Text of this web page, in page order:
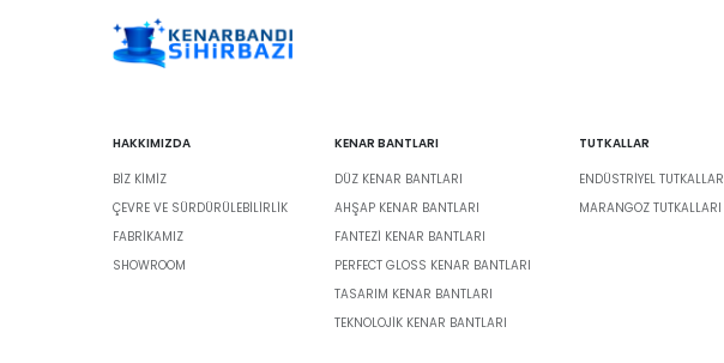
HAKKIMIZDA
BIZ KIMIZ
ÇEVRE VE SÜRDÜRÜLEBILIRLIK
FABRİKAMIZ
SHOWROOM
KENAR BANTLARI
DÜZ KENAR BANTLARI
AHŞAP KENAR BANTLARI
FANTEZI KENAR BANTLARI
PERFECT GLOSS KENAR BANTLARI
TASARIM KENAR BANTLARI
TEKNOLOJIK KENAR BANTLARI
TUTKALLAR
ENDÜSTRIYEL TUTKALLAR
MARANGOZ TUTKALLARI